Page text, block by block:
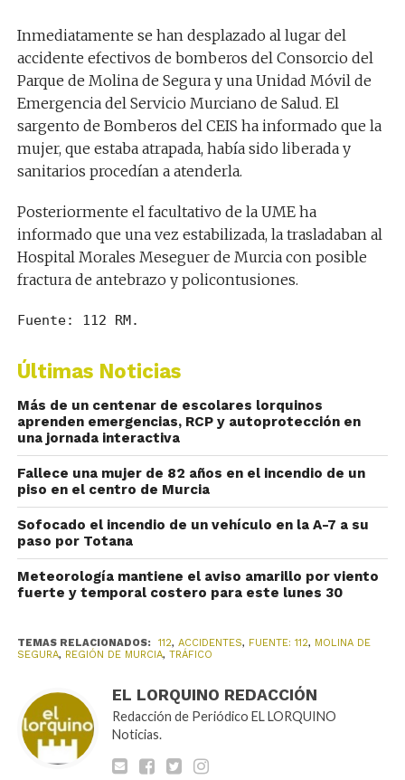
Inmediatamente se han desplazado al lugar del
accidente efectivos de bomberos del Consorcio del
Parque de Molina de Segura y una Unidad Móvil de
Emergencia del Servicio Murciano de Salud. El
sargento de Bomberos del CEIS ha informado que la
mujer, que estaba atrapada, había sido liberada y
sanitarios procedían a atenderla.
Posteriormente el facultativo de la UME ha
informado que una vez estabilizada, la trasladaban al
Hospital Morales Meseguer de Murcia con posible
fractura de antebrazo y policontusiones.
Fuente: 112 RM.
Últimas Noticias
Más de un centenar de escolares lorquinos
aprenden emergencias, RCP y autoprotección en
una jornada interactiva
Fallece una mujer de 82 años en el incendio de un
piso en el centro de Murcia
Sofocado el incendio de un vehículo en la A-7 a su
paso por Totana
Meteorología mantiene el aviso amarillo por viento
fuerte y temporal costero para este lunes 30
TEMAS RELACIONADOS: 112, ACCIDENTES, FUENTE: 112, MOLINA DE
SEGURA, REGIÓN DE MURCIA, TRÁFICO
EL LORQUINO REDACCIÓN
Redacción de Periódico EL LORQUINO
Noticias.